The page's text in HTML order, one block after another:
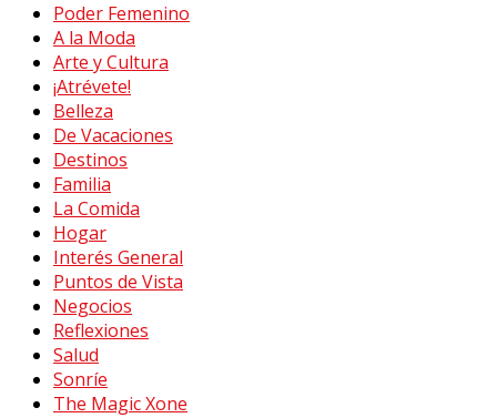
Poder Femenino
A la Moda
Arte y Cultura
¡Atrévete!
Belleza
De Vacaciones
Destinos
Familia
La Comida
Hogar
Interés General
Puntos de Vista
Negocios
Reflexiones
Salud
Sonríe
The Magic Xone